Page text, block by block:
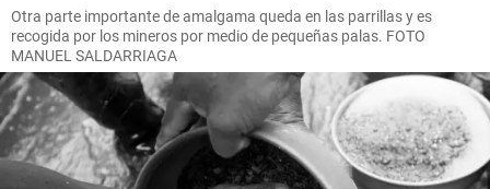
Otra parte importante de amalgama queda en las parrillas y es
recogida por los mineros por medio de pequeñas palas. FOTO
MANUEL SALDARRIAGA